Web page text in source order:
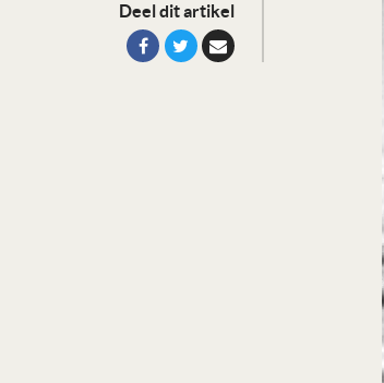
Deel dit artikel